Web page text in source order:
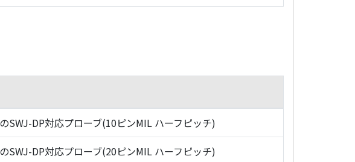
SWJ-DP対応プローブ(10ピンMIL ハーフピッチ)
SWJ-DP対応プローブ(20ピンMIL ハーフピッチ)